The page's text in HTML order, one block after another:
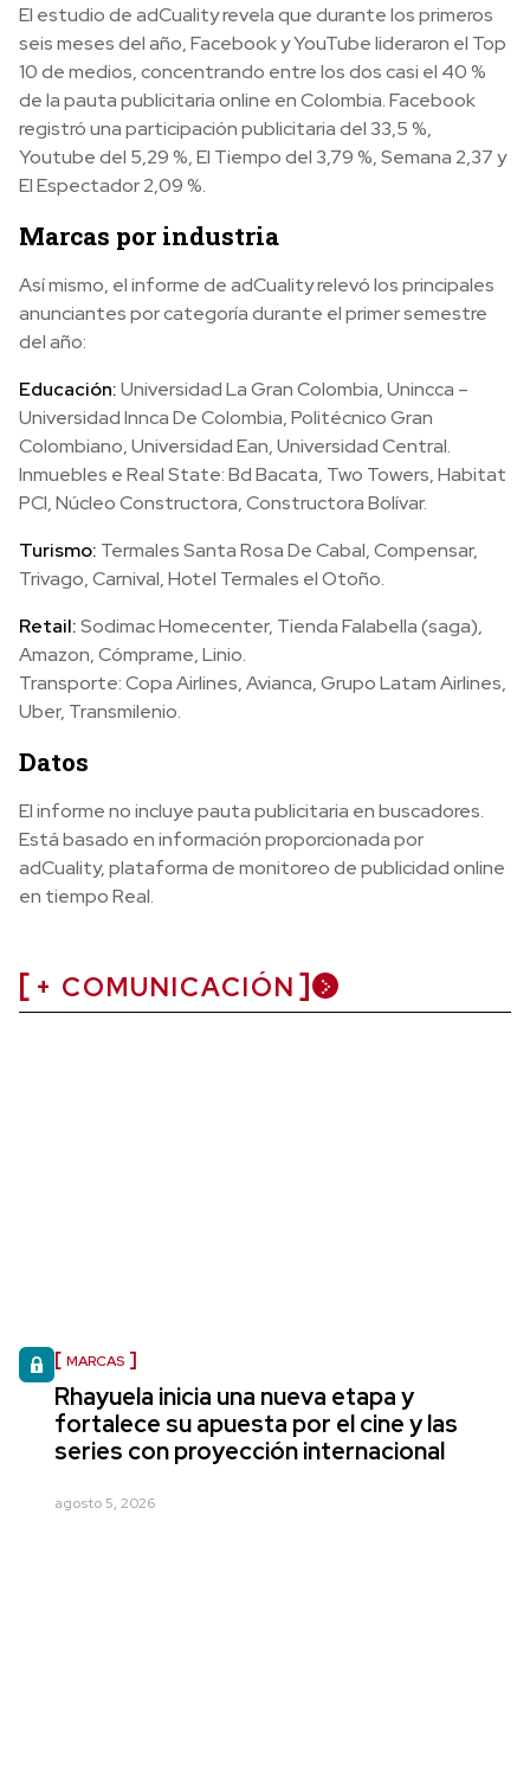
El estudio de adCuality revela que durante los primeros
seis meses del año, Facebook y YouTube lideraron el Top
10 de medios, concentrando entre los dos casi el 40 %
de la pauta publicitaria online en Colombia. Facebook
registró una participación publicitaria del 33,5 %,
Youtube del 5,29 %, El Tiempo del 3,79 %, Semana 2,37 y
El Espectador 2,09 %.
Marcas por industria
Así mismo, el informe de adCuality relevó los principales
anunciantes por categoría durante el primer semestre
del año:
Educación:Universidad La Gran Colombia, Unincca –
Universidad Innca De Colombia, Politécnico Gran
Colombiano, Universidad Ean, Universidad Central.
Inmuebles e Real State: Bd Bacata, Two Towers, Habitat
PCI, Núcleo Constructora, Constructora Bolívar.
Turismo: Termales Santa Rosa De Cabal, Compensar,
Trivago, Carnival, Hotel Termales el Otoño.
Retail:Sodimac Homecenter, Tienda Falabella (saga),
Amazon, Cómprame, Linio.
Transporte: Copa Airlines, Avianca, Grupo Latam Airlines,
Uber, Transmilenio.
Datos
El informe no incluye pauta publicitaria en buscadores.
Está basado en información proporcionada por
adCuality, plataforma de monitoreo de publicidad online
en tiempo Real.
+ COMUNICACIÓN
MARCAS
Rhayuela inicia una nueva etapa y
fortalece su apuesta por el cine y las
series con proyección internacional
agosto 5, 2026